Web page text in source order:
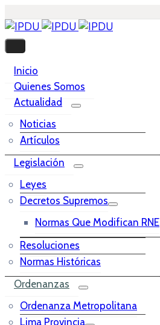
Inicio
Quienes Somos
Actualidad
Noticias
Artículos
Legislación
Leyes
Decretos Supremos
Normas Que Modifican RNE
Resoluciones
Normas Históricas
Ordenanzas
Ordenanza Metropolitana
Lima Provincia